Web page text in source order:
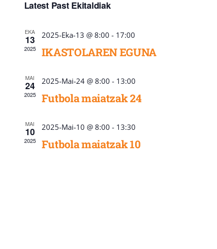
Latest Past Ekitaldiak
EKA
13
2025
2025-Eka-13 @ 8:00 - 17:00
IKASTOLAREN EGUNA
MAI
24
2025
2025-Mai-24 @ 8:00 - 13:00
Futbola maiatzak 24
MAI
10
2025
2025-Mai-10 @ 8:00 - 13:30
Futbola maiatzak 10